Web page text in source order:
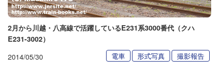
2月から川越・八高線で活躍しているE231系3000番代（クハ
E231-3002）
2014/05/30 電車 形式写真 撮影報告